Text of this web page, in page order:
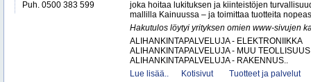
Puh. 0500 383 599
joka hoitaa lukituksen ja kiinteistöjen
mallilla Kainuussa – ja toimittaa tuotteita
Hakutulos löytyi yrityksen omien www-sivujen
ALIHANKINTAPALVELUJA - ELEKTRONIIKKA
ALIHANKINTAPALVELUJA - MUU TEOLLISUUS
ALIHANKINTAPALVELUJA - RAKENNUS..
Lue lisää..
Kotisivut Tuotteet ja palvelut